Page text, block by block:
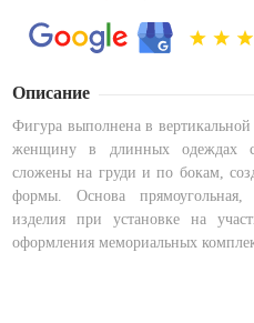
Описание
Фигура выполнена в
женщину в длинных одеждах
сложены на груди и по бокам,
формы. Основа прямоугольная,
изделия при установке на
оформления мемориальных